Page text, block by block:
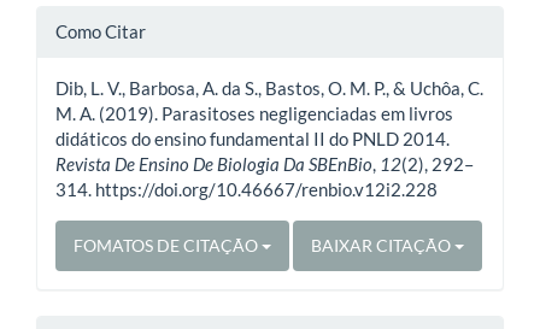
Detalhes
artigo
Como Citar
Dib, L. V., Barbosa, A. da S., Bastos, O. M. P., & Uchôa, C.
M. A. (2019). Parasitoses negligenciadas em livros
didáticos do ensino fundamental II do PNLD 2014.
Revista De Ensino De Biologia Da SBEnBio, 12(2), 292–
314. https://doi.org/10.46667/renbio.v12i2.228
FOMATOS DE CITAÇÃO BAIXAR CITAÇÃO